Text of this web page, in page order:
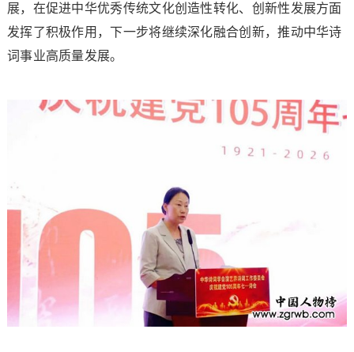
展，在促进中华优秀传统文化创造性转化、创新性发展方面
发挥了积极作用，下一步将继续深化融合创新，推动中华诗
词事业高质量发展。